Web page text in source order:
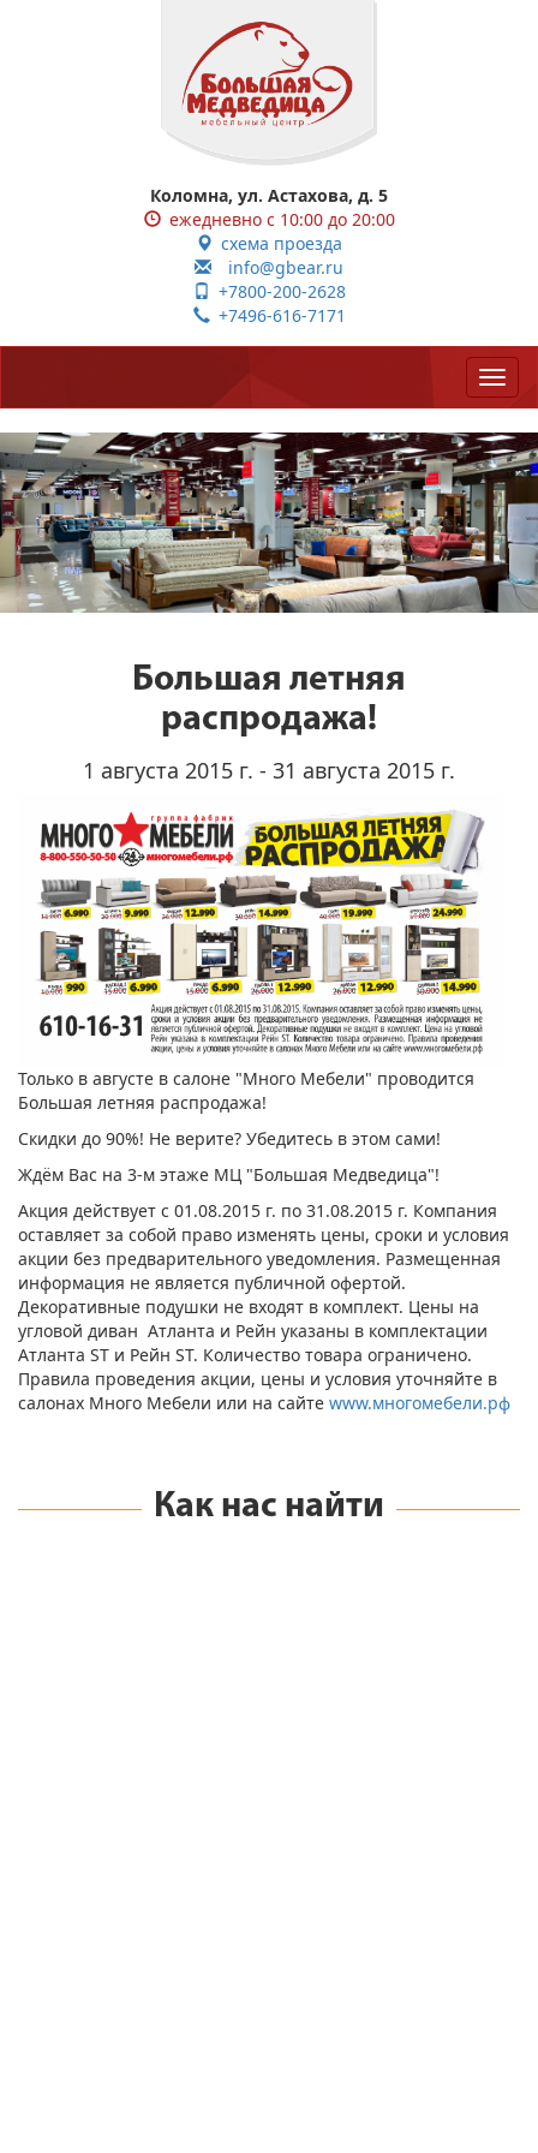
Коломна, ул. Астахова, д. 5
ежедневно с 10:00 до 20:00
схема проезда
info@gbear.ru
+7800-200-2628
+7496-616-7171
Большая летняя
распродажа!
1 августа 2015 г. - 31 августа 2015 г.
Только в августе в салоне "Много Мебели" проводится
Большая летняя распродажа!
Скидки до 90%! Не верите? Убедитесь в этом сами!
Ждём Вас на 3-м этаже МЦ "Большая Медведица"!
Акция действует с 01.08.2015 г. по 31.08.2015 г. Компания
оставляет за собой право изменять цены, сроки и условия
акции без предварительного уведомления. Размещенная
информация не является публичной офертой.
Декоративные подушки не входят в комплект. Цены на
угловой диван Атланта и Рейн указаны в комплектации
Атланта ST и Рейн ST. Количество товара ограничено.
Правила проведения акции, цены и условия уточняйте в
салонах Много Мебели или на сайте www.многомебели.рф
Как нас найти